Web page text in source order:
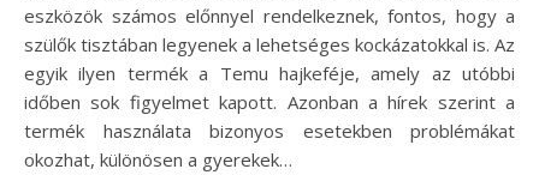
eszközök számos előnnyel rendelkeznek, fontos, hogy a
szülők tisztában legyenek a lehetséges kockázatokkal is. Az
egyik ilyen termék a Temu hajkeféje, amely az utóbbi
időben sok figyelmet kapott. Azonban a hírek szerint a
termék használata bizonyos esetekben problémákat
okozhat, különösen a gyerekek…